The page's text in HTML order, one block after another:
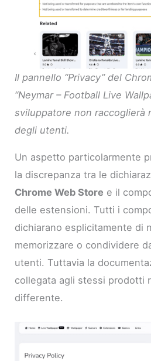
Il pannello “Privacy” del
“Neymar – Football Live
sviluppatore non raccoglierà
degli utenti.
Un aspetto particolarmente
la discrepanza tra le
Chrome Web Store e il
delle estensioni. Tutti i
dichiarano esplicitamente di
memorizzare o condividere
utenti. Tuttavia la
collegata agli stessi prodotti
differente.